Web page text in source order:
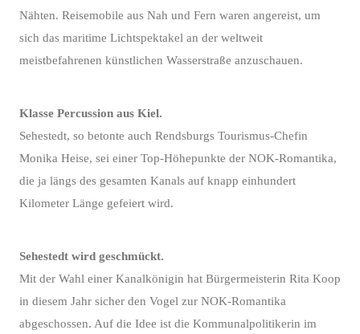
Nähten. Reisemobile aus Nah und Fern waren angereist, um
sich das maritime Lichtspektakel an der weltweit
meistbefahrenen künstlichen Wasserstraße anzuschauen.
Klasse Percussion aus Kiel.
Sehestedt, so betonte auch Rendsburgs Tourismus-Chefin
Monika Heise, sei einer Top-Höhepunkte der NOK-Romantika,
die ja längs des gesamten Kanals auf knapp einhundert
Kilometer Länge gefeiert wird.
Sehestedt wird geschmückt.
Mit der Wahl einer Kanalkönigin hat Bürgermeisterin Rita Koop
in diesem Jahr sicher den Vogel zur NOK-Romantika
abgeschossen. Auf die Idee ist die Kommunalpolitikerin im